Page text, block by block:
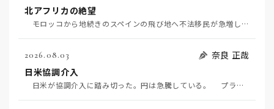
北アフリカの絶望
モロッコから地続きのスペインの飛び地へ不法移民が急増していて、当地の大問題となっている。「海を泳い…
2026.08.03
奈良 正哉
日米協調介入
日米が協調介入に踏み切った。円は急騰している。 プラザ合意以降、協調介入は為替相場の転機になって…